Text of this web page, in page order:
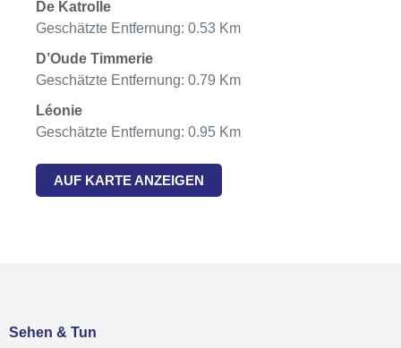
De Katrolle
Geschätzte Entfernung: 0.53 Km
D’Oude Timmerie
Geschätzte Entfernung: 0.79 Km
Léonie
Geschätzte Entfernung: 0.95 Km
AUF KARTE ANZEIGEN
Sehen & Tun